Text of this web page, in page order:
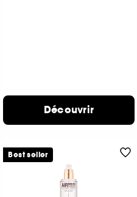
Découvrir
Best seller